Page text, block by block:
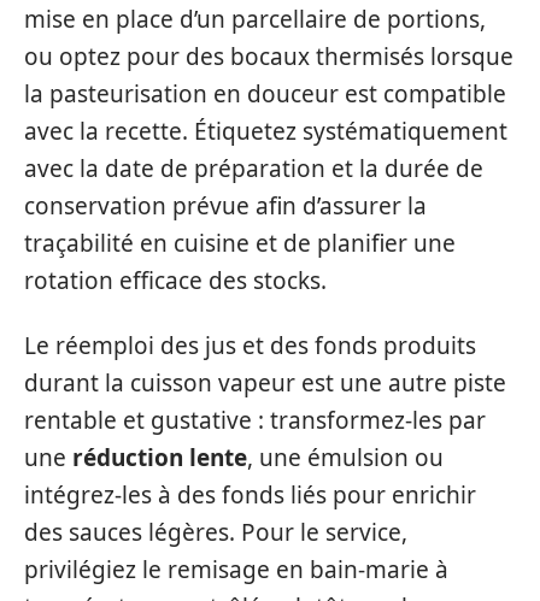
mise en place d’un parcellaire de portions,
ou optez pour des bocaux thermisés lorsque
la pasteurisation en douceur est compatible
avec la recette. Étiquetez systématiquement
avec la date de préparation et la durée de
conservation prévue afin d’assurer la
traçabilité en cuisine et de planifier une
rotation efficace des stocks.
Le réemploi des jus et des fonds produits
durant la cuisson vapeur est une autre piste
rentable et gustative : transformez-les par
une réduction lente, une émulsion ou
intégrez-les à des fonds liés pour enrichir
des sauces légères. Pour le service,
privilégiez le remisage en bain-marie à